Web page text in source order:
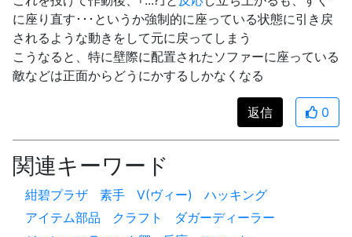
に座り直す･･･というか強制的に座っている状態に引き戻
されるような動きをして元に戻ってしまう
こうなると、特に壁際に配置されたソファーに座っている
敵などは正面からどうにかするしかなくなる
返信 0
関連キーワード
紺碧プラザ 素手 V(ヴィー)
ハッキング
アイテム部品
クラフト
ダガーディーラー